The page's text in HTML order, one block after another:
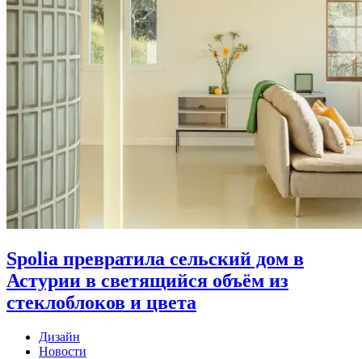
Spolia превратила сельский дом в
Астурии в светящийся объём из
стеклоблоков и цвета
Дизайн
Новости